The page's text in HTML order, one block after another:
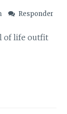
Responder
of life outfit